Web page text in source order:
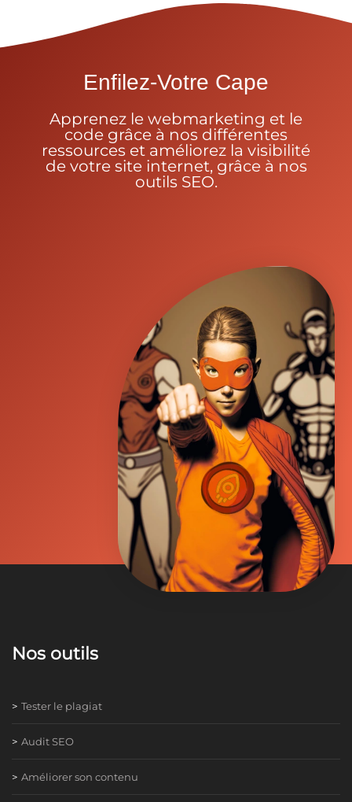
Enfilez-Votre Cape
Apprenez le webmarketing et le
code grâce à nos différentes
ressources et améliorez la visibilité
de votre site internet, grâce à nos
outils SEO.
Nos outils
Tester le plagiat
Audit SEO
Améliorer son contenu